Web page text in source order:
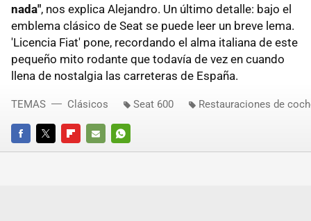
nada", nos explica Alejandro. Un último detalle: bajo el
emblema clásico de Seat se puede leer un breve lema.
'Licencia Fiat' pone, recordando el alma italiana de este
pequeño mito rodante que todavía de vez en cuando
llena de nostalgia las carreteras de España.
FACEBOOKTWITTERFLIPBOARD
E-
WHATSAPP
TEMAS Clásicos Seat 600 Restauraciones de